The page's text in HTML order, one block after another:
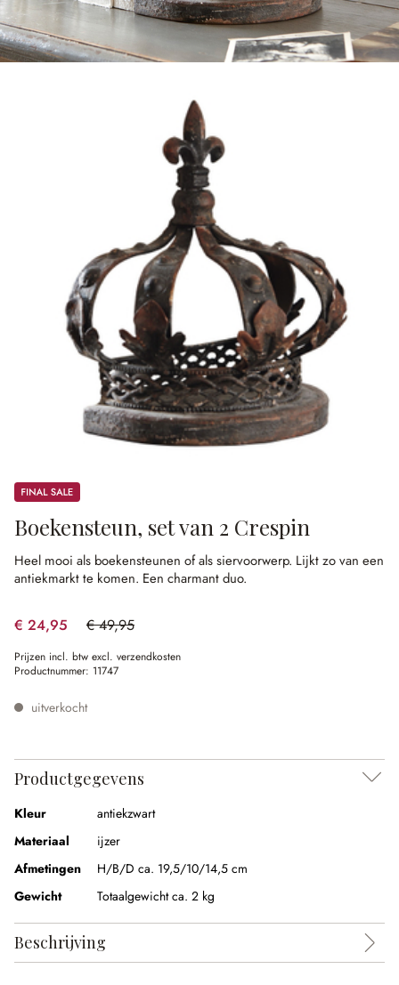
Sale
Boekensteun, set van 2 Crespin
Heel mooi als boekensteunen of als siervoorwerp. Lijkt zo van een
antiekmarkt te komen. Een charmant duo.
€ 24,95 € 49,95
(50.05% gespart)
Prijzen incl. btw excl. verzendkosten
Productnummer: 11747
uitverkocht
Productgegevens
Kleur
antiekzwart
Materiaal
ijzer
Afmetingen
H/B/D ca. 19,5/10/14,5 cm
Gewicht
Totaalgewicht ca. 2 kg
Beschrijving